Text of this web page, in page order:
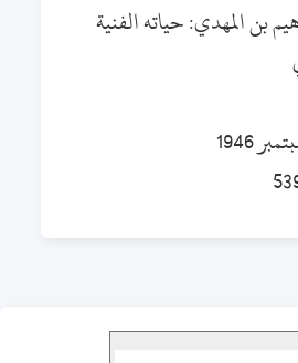
بن المهدي: حياته الفنية